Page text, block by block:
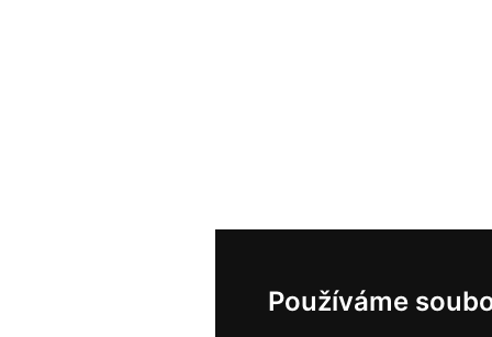
Používáme